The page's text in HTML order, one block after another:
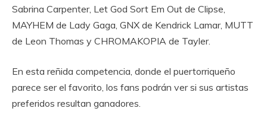
Sabrina Carpenter, Let God Sort Em Out de Clipse,
MAYHEM de Lady Gaga, GNX de Kendrick Lamar, MUTT
de Leon Thomas y CHROMAKOPIA de Tayler.
En esta reñida competencia, donde el puertorriqueño
parece ser el favorito, los fans podrán ver si sus artistas
preferidos resultan ganadores.